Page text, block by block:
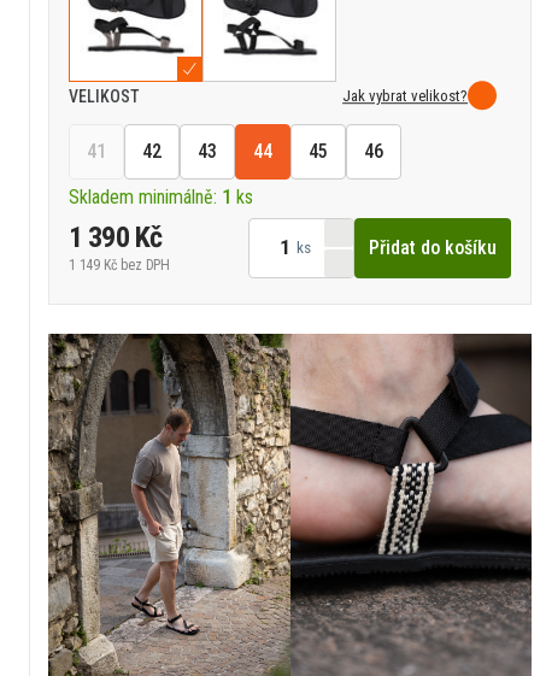
VELIKOST Jak vybrat velikost?
41 42 43 44 45
46
Skladem minimálně: 1 ks
1 390 Kč
1 149 Kč bez DPH
ks Přidat do košíku